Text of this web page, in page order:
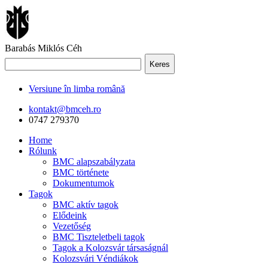
Barabás Miklós Céh
Keres
Versiune în limba română
kontakt@bmceh.ro
0747 279370
Home
Rólunk
BMC alapszabályzata
BMC története
Dokumentumok
Tagok
BMC aktív tagok
Elődeink
Vezetőség
BMC Tiszteletbeli tagok
Tagok a Kolozsvár társaságnál
Kolozsvári Véndiákok